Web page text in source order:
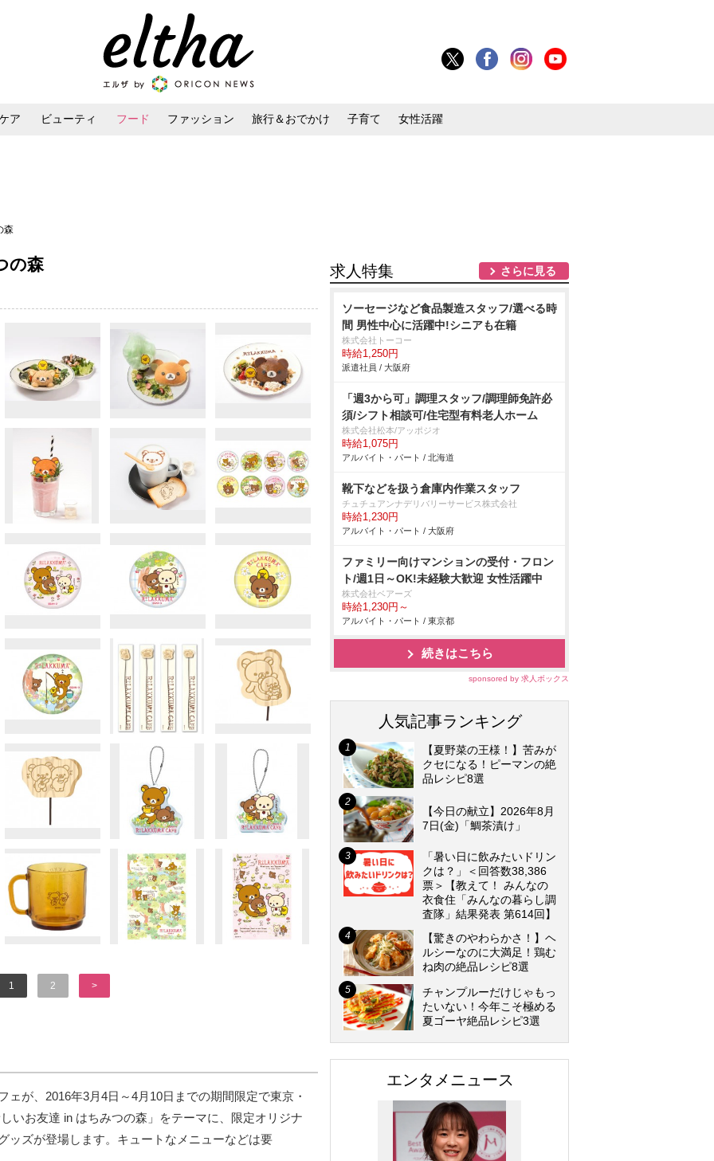
ア ビューティ フード ファッション 旅行＆おでかけ 子育て 女性活躍
森
の森
1 2 >
が、2016年3月4日～4月10日までの期間限定で東京・
いお友達 in はちみつの森」をテーマに、限定オリジナ
ッズが登場します。キュートなメニューなどは要
求人特集 さらに見る
ソーセージなど食品製造スタッフ/選べる時
間 男性中心に活躍中!シニアも在籍
株式会社トーコー
時給1,250円
派遣社員 / 大阪府
「週3から可」調理スタッフ/調理師免許必
須/シフト相談可/住宅型有料老人ホーム
株式会社松本/アッポジオ
時給1,075円
アルバイト・パート / 北海道
靴下などを扱う倉庫内作業スタッフ
チュチュアンナデリバリーサービス株式会社
時給1,230円
アルバイト・パート / 大阪府
ファミリー向けマンションの受付・フロン
ト/週1日～OK!未経験大歓迎 女性活躍中
株式会社ベアーズ
時給1,230円～
アルバイト・パート / 東京都
続きはこちら
sponsored by 求人ボックス
人気記事ランキング
【夏野菜の王様！】苦みが
クセになる！ピーマンの絶
品レシピ8選
【今日の献立】2026年8月
7日(金)「鯛茶漬け」
「暑い日に飲みたいドリン
クは？」＜回答数38,386
票＞【教えて！ みんなの
衣食住「みんなの暮らし調
査隊」結果発表 第614回】
【驚きのやわらかさ！】ヘ
ルシーなのに大満足！鶏む
ね肉の絶品レシピ8選
チャンプルーだけじゃもっ
たいない！今年こそ極める
夏ゴーヤ絶品レシピ3選
エンタメニュース